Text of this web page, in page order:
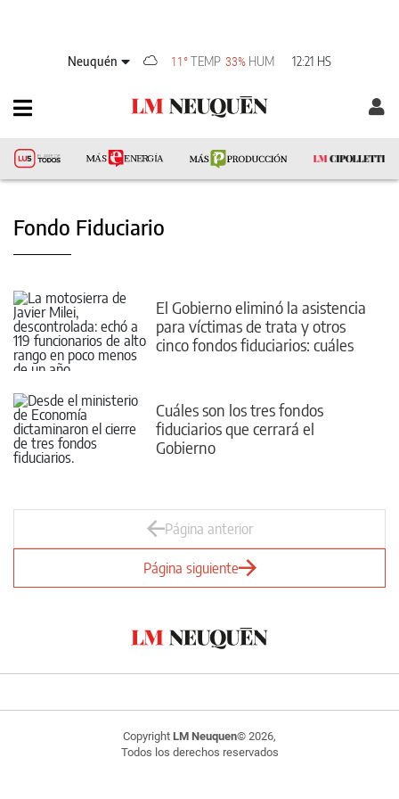
Neuquén 11°TEMP 33% HUM 12:21 HS
Fondo Fiduciario
El Gobierno eliminó la asistencia
para víctimas de trata y otros
cinco fondos fiduciarios: cuáles
Cuáles son los tres fondos
fiduciarios que cerrará el
Gobierno
Página anterior
Página siguiente
Copyright LM Neuquen© 2026,
Todos los derechos reservados